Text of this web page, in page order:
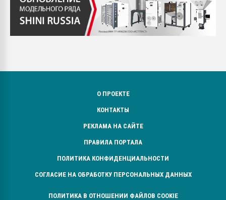
О ПРОЕКТЕ
КОНТАКТЫ
РЕКЛАМА НА САЙТЕ
ПРАВИЛА ПОРТАЛА
ПОЛИТИКА КОНФИДЕНЦИАЛЬНОСТИ
СОГЛАСИЕ НА ОБРАБОТКУ ПЕРСОНАЛЬНЫХ ДАННЫХ
ПОЛИТИКА В ОТНОШЕНИИ ФАЙЛОВ COOKIE